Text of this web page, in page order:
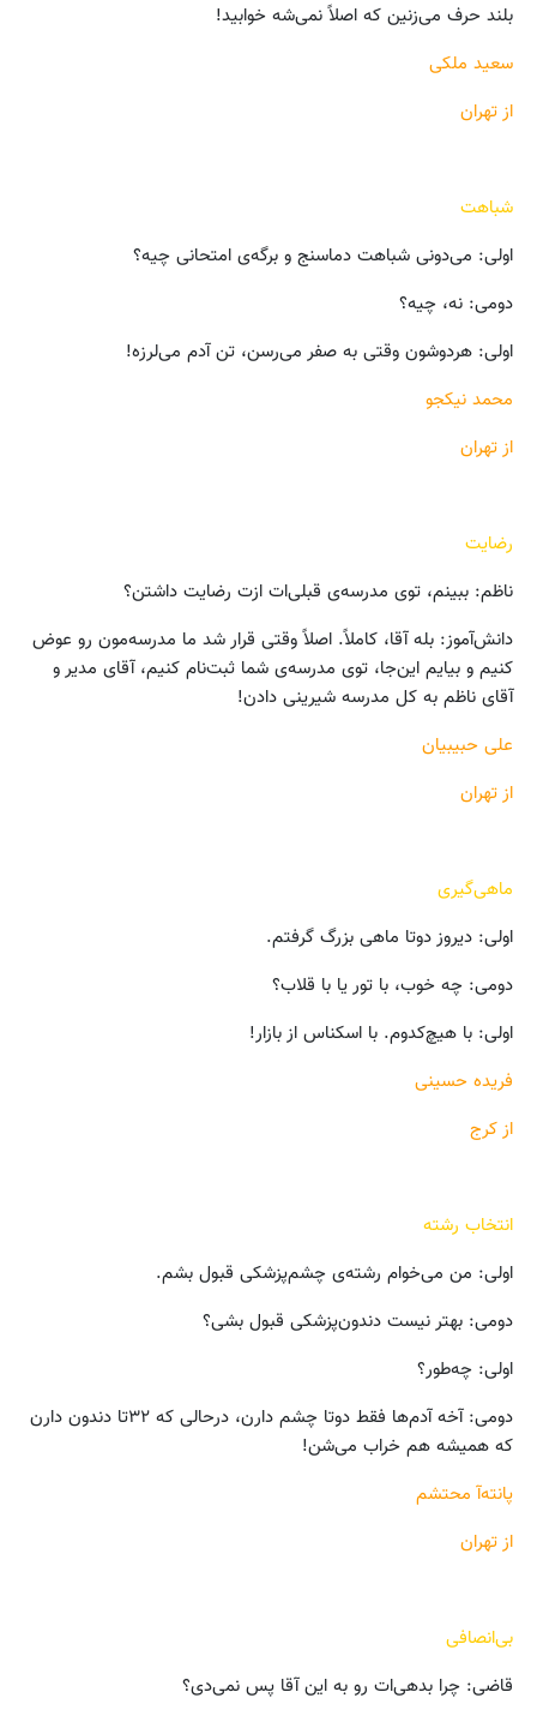
بلند حرف می‌زنین که اصلاً نمی‌شه خوابید!
سعید ملکی
از تهران
شباهت
اولی: می‌دونی شباهت دماسنج و برگه‌ی امتحانی چیه؟
دومی: نه، چیه؟
اولی: هردوشون وقتی به صفر می‌رسن، تن آدم می‌لرزه!
محمد نیکجو
از تهران
رضایت
ناظم: ببینم، توی مدرسه‌ی قبلی‌ات ازت رضایت داشتن؟
دانش‌آموز: بله آقا، کاملاً. اصلاً وقتی قرار شد ما مدرسه‌مون رو عوض
کنیم و بیایم این‌جا، توی مدرسه‌ی شما ثبت‌نام کنیم، آقای مدیر و
آقای ناظم به کل مدرسه شیرینی دادن!
علی حبیبیان
از تهران
ماهی‌گیری
اولی: دیروز دوتا ماهی بزرگ گرفتم.
دومی: چه خوب، با تور یا با قلاب؟
اولی: با هیچ‌کدوم. با اسکناس از بازار!
فریده حسینی
از کرج
انتخاب ‌رشته
اولی: من می‌خوام رشته‌ی چشم‌پزشکی قبول بشم.
دومی: بهتر نیست دندون‌پزشکی قبول بشی؟
اولی: چه‌طور؟
دومی: آخه آدم‌ها فقط دوتا چشم دارن، درحالی که ۳۲تا دندون دارن
که همیشه هم خراب می‌شن!
پانته‌آ محتشم
از تهران
بی‌انصافی
قاضی: چرا بدهی‌ات رو به این آقا پس نمی‌دی؟